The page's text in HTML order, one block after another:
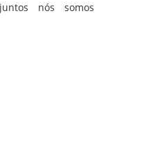
nós somos